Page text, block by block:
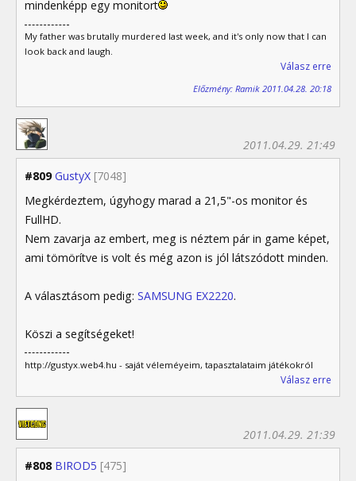
mindenképp egy monitort
My father was brutally murdered last week, and it's only now that I can
look back and laugh.
Válasz erre
Előzmény: Ramik 2011.04.28. 20:18
#809 GustyX [7048]
2011.04.29. 21:49
Megkérdeztem, úgyhogy marad a 21,5"-os monitor és
FullHD.
Nem zavarja az embert, meg is néztem pár in game képet,
ami tömörítve is volt és még azon is jól látszódott minden.
A választásom pedig: SAMSUNG EX2220.
Köszi a segítségeket!
http://gustyx.web4.hu - saját véleméyeim, tapasztalataim játékokról
Válasz erre
#808 BIROD5 [475]
2011.04.29. 21:39